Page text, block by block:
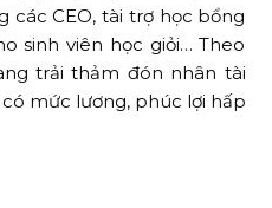
các CEO, tài trợ học bổng
sinh viên học giỏi… Theo
trải thảm đón nhân tài
mức lương, phúc lợi hấp